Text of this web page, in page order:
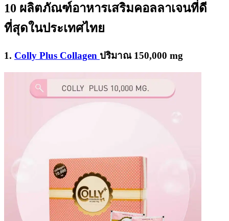
10 ผลิตภัณฑ์อาหารเสริมคอลลาเจนที่ดี
ที่สุดในประเทศไทย
1. Colly Plus Collagen ปริมาณ 150,000 mg